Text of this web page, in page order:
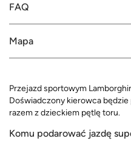
FAQ
Mapa
Przejazd sportowym
Doświadczony kierowca
razem z dzieckiem pętlę toru.
Komu podarować jazdę